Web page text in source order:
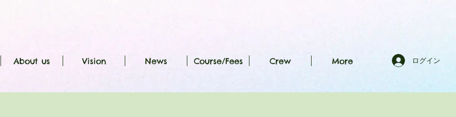
About us Vision News Course/Fees Crew More ログイン